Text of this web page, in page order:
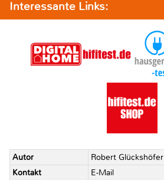
Interessante Links:
Autor
Robert Glückshöfer
Kontakt
E-Mail